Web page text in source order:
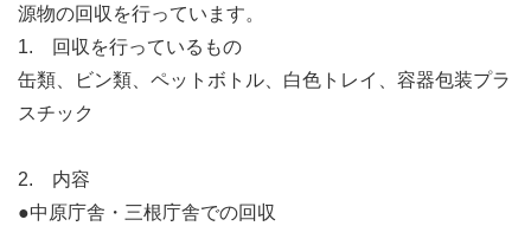
源物の回収を行っています。
1. 回収を行っているもの
缶類、ビン類、ペットボトル、白色トレイ、容器包装プラ
スチック
2. 内容
●中原庁舎・三根庁舎での回収